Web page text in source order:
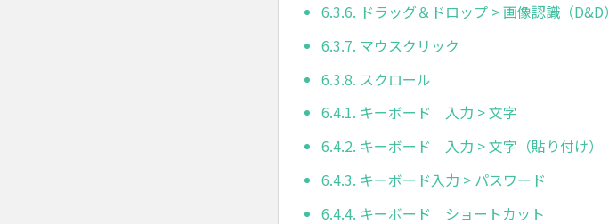
6.3.6. ドラッグ＆ドロップ > 画像認識（D&D）
6.3.7. マウスクリック
6.3.8. スクロール
6.4.1. キーボード 入力 > 文字
6.4.2. キーボード 入力 > 文字（貼り付け）
6.4.3. キーボード入力 > パスワード
6.4.4. キーボード ショートカット